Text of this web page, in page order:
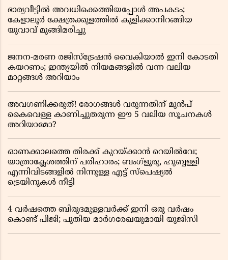
ഭാര്യവീട്ടിൽ അവധിക്കെത്തിയപ്പോൾ അപകടം;
കേളാലൂർ ക്ഷേത്രക്കുളത്തിൽ കുളിക്കാനിറങ്ങിയ
യുവാവ് മുങ്ങിമരിച്ചു
ജനന-മരണ രജിസ്ട്രേഷൻ വൈകിയാൽ ഇനി കോടതി
കയറണം; ഇന്ത്യയിൽ നിയമങ്ങളിൽ വന്ന വലിയ
മാറ്റങ്ങൾ അറിയാം
അവഗണിക്കരുത്! രോഗങ്ങൾ വരുന്നതിന് മുൻപ്
കൈവെള്ള കാണിച്ചുതരുന്ന ഈ 5 വലിയ സൂചനകൾ
അറിയാമോ?
ഓണക്കാലത്തെ തിരക്ക് കുറയ്ക്കാൻ റെയിൽവേ;
യാത്രാക്ലേശത്തിന് പരിഹാരം; ബംഗ്ളൂരു, ഹുബ്ബള്ളി
എന്നിവിടങ്ങളിൽ നിന്നുള്ള എട്ട് സ്പെഷ്യൽ
ട്രെയിനുകൾ നീട്ടി
4 വർഷത്തെ ബിരുദമുള്ളവർക്ക് ഇനി ഒരു വർഷം
കൊണ്ട് പിജി; പുതിയ മാർഗരേഖയുമായി യുജിസി